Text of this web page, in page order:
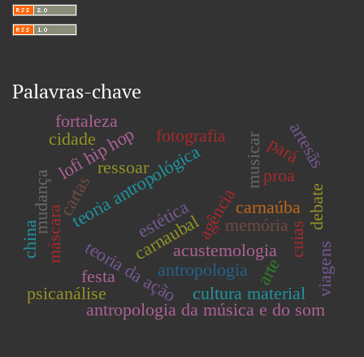
Palavras-chave
estéticaagência
teoria antropológica
arte
teoria da ação
antropologia da música e do som
musicar
acustemologia
ressoar
lofi hip hop
carnaubal
carnaúba
máscara
festa
memória
mudança
fotografia
proa
antropologia
pará
cuias
artesãs
cultura material
psicanálise
cartas
viagens
fortaleza
debate
china
cidade